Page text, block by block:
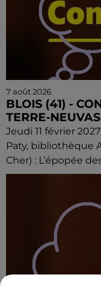
7 août 2026
BLOIS (41) -
TERRE-NEUVAS
Jeudi 11 février
Paty, bibliothèque
Cher) : L’épopée